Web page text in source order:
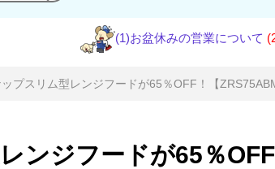
(1)お盆休みの営業について(2)エアコン
プスリム型レンジフードが65％OFF！【
ンジフードが65％OFF